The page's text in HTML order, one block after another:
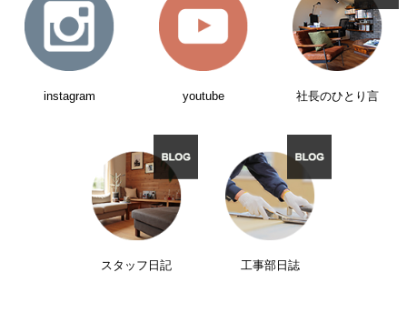
instagram youtube 社長のひとり言
スタッフ日記 工事部日誌